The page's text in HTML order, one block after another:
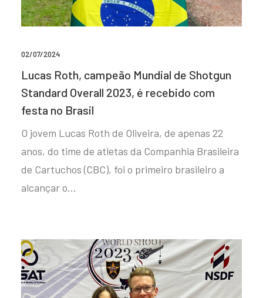
02/07/2024
Lucas Roth, campeão Mundial de Shotgun
Standard Overall 2023, é recebido com
festa no Brasil
O jovem Lucas Roth de Oliveira, de apenas 22
anos, do time de atletas da Companhia Brasileira
de Cartuchos (CBC), foi o primeiro brasileiro a
alcançar o…